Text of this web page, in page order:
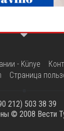
- Künye
Страница
212) 503 38 39
© 2008 Вести